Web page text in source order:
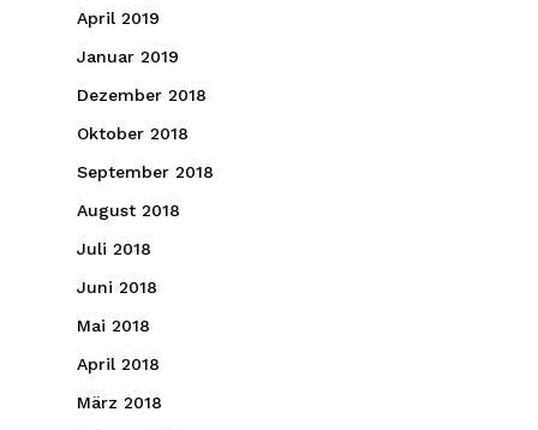
April 2019
Januar 2019
Dezember 2018
Oktober 2018
September 2018
August 2018
Juli 2018
Juni 2018
Mai 2018
April 2018
März 2018